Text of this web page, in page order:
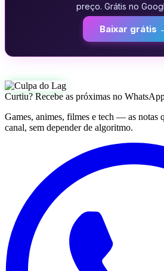
preço. Grátis no
Baixar grátis
Curtiu? Recebe as próximas no
Games, animes, filmes e tech — as notas
canal, sem depender de algoritmo.